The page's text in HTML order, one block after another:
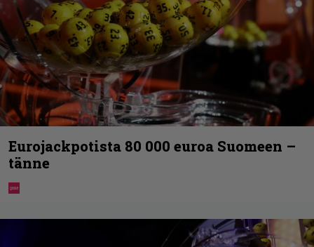
Eurojackpotista 80 000 euroa Suomeen –
tänne